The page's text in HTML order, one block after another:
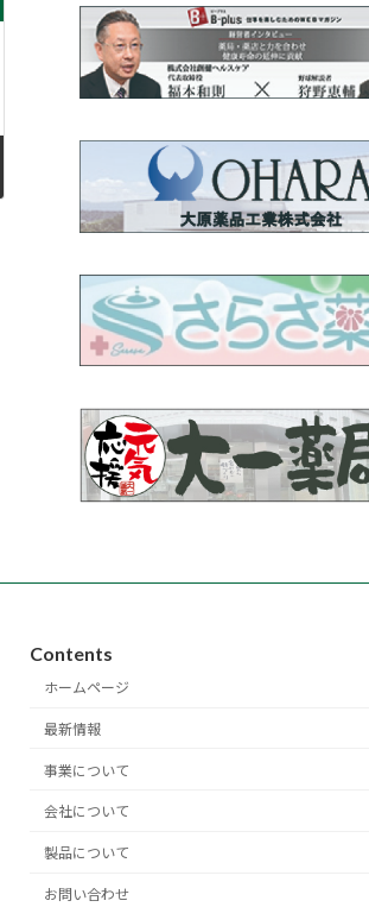
Contents
ホームページ
最新情報
事業について
会社について
製品について
お問い合わせ